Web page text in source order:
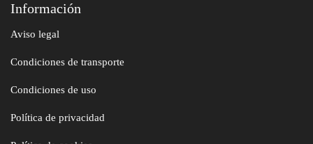
Información
Aviso legal
Condiciones de transporte
Condiciones de uso
Política de privacidad